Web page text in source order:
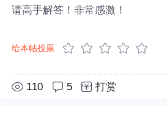
请高手解答！非常感激！
给本帖投票
110 5 打赏